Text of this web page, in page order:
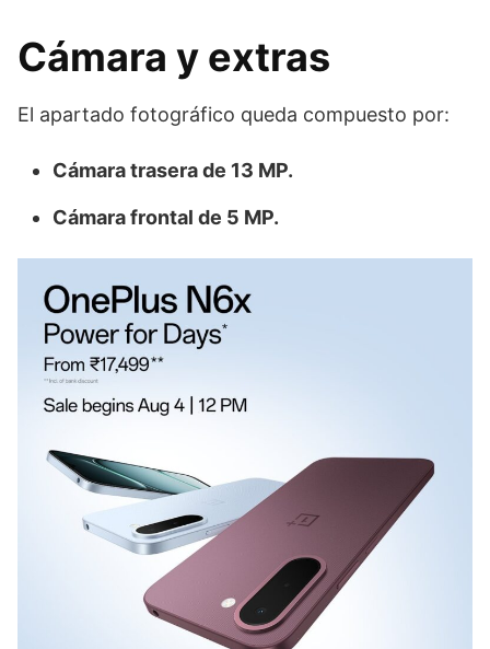
Cámara y extras
El apartado fotográfico queda compuesto por:
Cámara trasera de 13 MP.
Cámara frontal de 5 MP.